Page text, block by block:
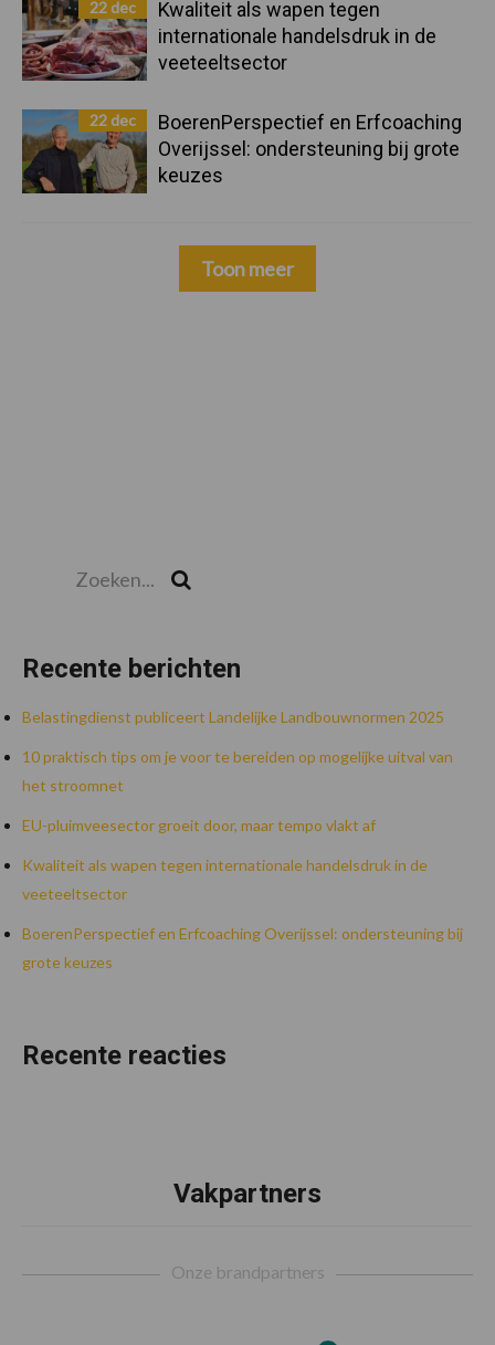
22 dec
Kwaliteit als wapen tegen
internationale handelsdruk in de
veeteeltsector
22 dec
BoerenPerspectief en Erfcoaching
Overijssel: ondersteuning bij grote
keuzes
Toon meer
Recente berichten
Belastingdienst publiceert Landelijke Landbouwnormen 2025
10 praktisch tips om je voor te bereiden op mogelijke uitval van
het stroomnet
EU-pluimveesector groeit door, maar tempo vlakt af
Kwaliteit als wapen tegen internationale handelsdruk in de
veeteeltsector
BoerenPerspectief en Erfcoaching Overijssel: ondersteuning bij
grote keuzes
Recente reacties
Vakpartners
Onze brandpartners